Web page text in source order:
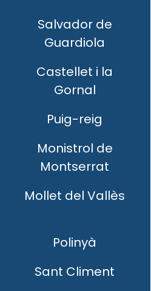
Salvador de
Guardiola
Castellet i la
Gornal
Puig-reig
Monistrol de
Montserrat
Mollet del Vallès
Polinyà
Sant Climent